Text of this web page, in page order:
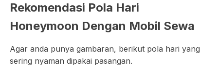
Rekomendasi Pola Hari
Honeymoon Dengan Mobil Sewa
Agar anda punya gambaran, berikut pola hari yang
sering nyaman dipakai pasangan.